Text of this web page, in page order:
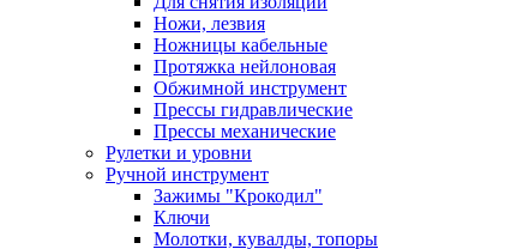
Ножи, лезвия
Ножницы кабельные
Протяжка нейлоновая
Обжимной инструмент
Прессы гидравлические
Прессы механические
Рулетки и уровни
Ручной инструмент
Зажимы "Крокодил"
Ключи
Молотки, кувалды, топоры